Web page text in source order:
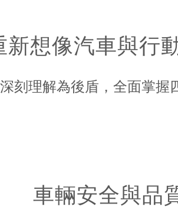
想像汽車與行
刻理解為後盾，全面掌握
車輛安全與品